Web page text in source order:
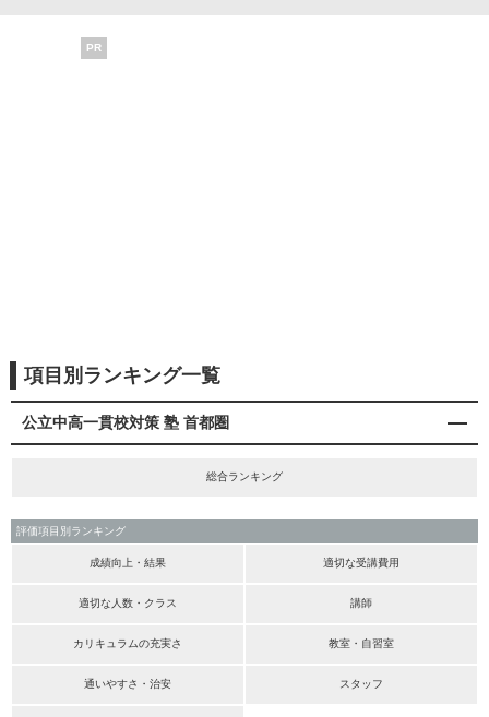
PR
項目別ランキング一覧
公立中高一貫校対策 塾 首都圏
総合ランキング
評価項目別ランキング
成績向上・結果 適切な受講費用
適切な人数・クラス 講師
カリキュラムの充実さ 教室・自習室
通いやすさ・治安 スタッフ